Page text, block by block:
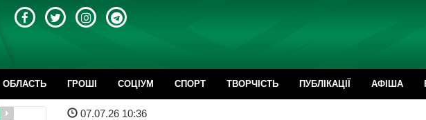
ОБЛАСТЬ ГРОШІ CОЦІУМ СПОРТ ТВОРЧІСТЬ ПУБЛІКАЦІЇ АФІША
07.07.26 10:36